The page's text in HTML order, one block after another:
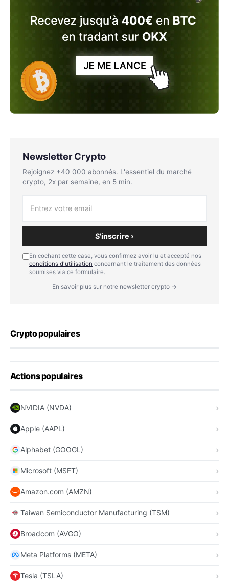
Newsletter Crypto
Rejoignez +40 000 abonnés. L'essentiel du marché
crypto, 2x par semaine, en 5 min.
S'inscrire ›
En cochant cette case, vous confirmez avoir lu et accepté nos
conditions d'utilisation concernant le traitement des données
soumises via ce formulaire.
En savoir plus sur notre newsletter crypto →
Crypto populaires
Actions populaires
NVIDIA (NVDA)
Apple (AAPL)
Alphabet (GOOGL)
Microsoft (MSFT)
Amazon.com (AMZN)
Taiwan Semiconductor Manufacturing (TSM)
Broadcom (AVGO)
Meta Platforms (META)
Tesla (TSLA)